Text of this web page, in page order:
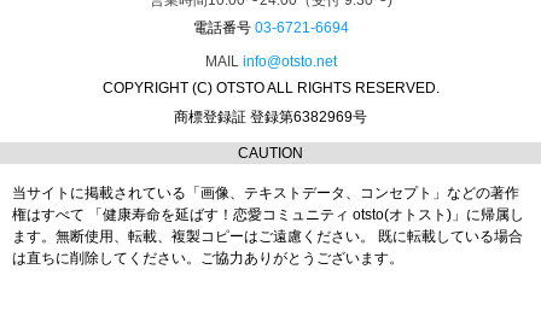
電話番号 03-6721-6694
MAIL info@otsto.net
COPYRIGHT (C) OTSTO ALL RIGHTS RESERVED.
商標登録証 登録第6382969号
CAUTION
当サイトに掲載されている「画像、テキストデータ、コンセプト」などの著作
権はすべて 「健康寿命を延ばす！恋愛コミュニティ otsto(オトスト)」に帰属し
ます。 無断使用、転載、複製コピーはご遠慮ください。
既に転載している場合
は直ちに削除してください。ご協力ありがとうございます。